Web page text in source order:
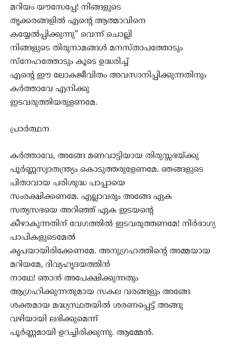
മറിയം യൗസേപ്പേ! നിങ്ങളുടെ
തൃക്കരങ്ങളില്‍ എന്‍റെ ആത്മാവിനെ
കയ്യേല്‍പ്പിക്കുന്നു” വെന്ന് ചൊല്ലി
നിങ്ങളുടെ തിരുനാമങ്ങള്‍ മനസ്താപത്തോടും
സ്നേഹത്തോടും കൂടെ ഉദ്ധരിച്ച്
എന്‍റെ ഈ ലോകജീവിതം അവസാനിപ്പിക്കുന്നതിനും
കര്‍ത്താവേ എനിക്കു
ഇടവരുത്തിയരുളണമേ.
പ്രാര്‍ത്ഥന
കര്‍ത്താവേ, അങ്ങേ മണവാട്ടിയായ തിരുസ്സഭയ്ക്കു
പൂര്‍ണ്ണസ്വാതന്ത്ര്യം കൊടുത്തരുളേണമേ. ഞങ്ങളുടെ
പിതാവായ പരിശുദ്ധ പാപ്പായെ
സംരക്ഷിക്കണമേ. എല്ലാവരും അങ്ങേ ഏക
സത്യസഭയെ അറിഞ്ഞ് ഏക ഇടയന്‍റെ
കീഴാകുന്നതിന് വേഗത്തില്‍ ഇടവരുത്തണമേ! നിര്‍ഭാഗ്യ
പാപികളുടെമേല്‍
കൃപയായിരിക്കേണമേ. അനുഗ്രഹത്തിന്‍റെ അമ്മയായ
മറിയമേ, ദിവ്യഹൃദയത്തിന്‍
നാഥേ! ഞാന്‍ അപേക്ഷിക്കുന്നതും
ആഗ്രഹിക്കുന്നതുമായ സകല വരങ്ങളും അങ്ങേ
ശക്തമായ മദ്ധ്യസ്ഥതയില്‍ ശരണപ്പെട്ട് അങ്ങു
വഴിയായി ലഭിക്കുമെന്ന്
പൂര്‍ണ്ണമായി ഉറച്ചിരിക്കുന്നു. ആമ്മേന്‍.